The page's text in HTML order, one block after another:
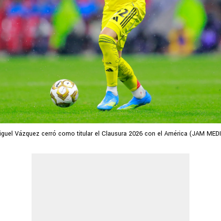
Vázquez cerró como titular el Clausura 2026 con el América (JAM